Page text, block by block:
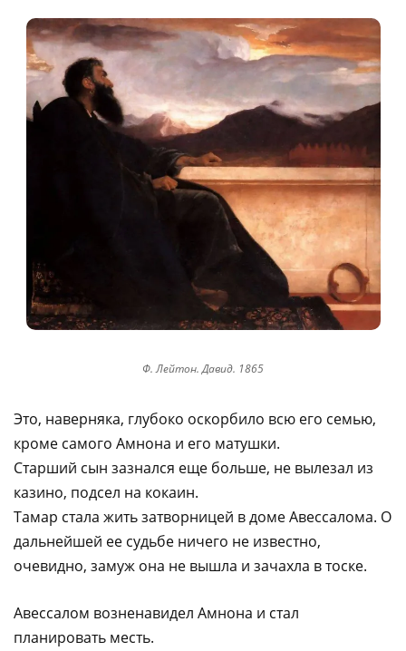
Ф. Лейтон. Давид. 1865
Это, наверняка, глубоко оскорбило всю его семью,
кроме самого Амнона и его матушки.
Старший сын зазнался еще больше, не вылезал из
казино, подсел на кокаин.
Тамар стала жить затворницей в доме Авессалома. О
дальнейшей ее судьбе ничего не известно,
очевидно, замуж она не вышла и зачахла в тоске.
Авессалом возненавидел Амнона и стал
планировать месть.